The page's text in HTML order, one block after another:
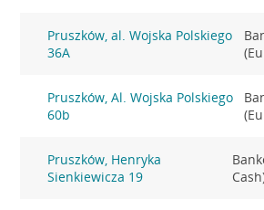
Pruszków, al. Wojska Polskiego
36A
Pruszków, Al. Wojska Polskiego
60b
Pruszków, Henryka
Sienkiewicza 19